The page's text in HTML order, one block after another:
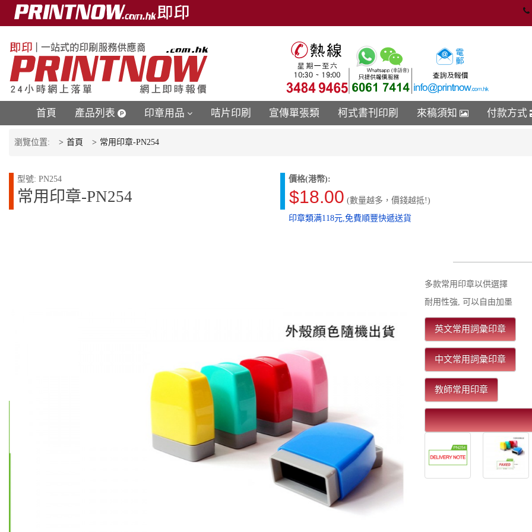
首頁 產品列表 印章用品 咭片印刷 宣傳單張類 柯式書刊印刷 來稿須知 付款方式
瀏覽位置: 首頁 常用印章-PN254
型號: PN254
常用印章-PN254
價格(港幣):
$18.00 (數量越多，價錢越抵!)
印章類满118元,免費順豐快遞送貨
多款常用印章以供選擇
耐用性強, 可以自由加墨
英文常用詞彙印章
中文常用詞彙印章
教師常用印章